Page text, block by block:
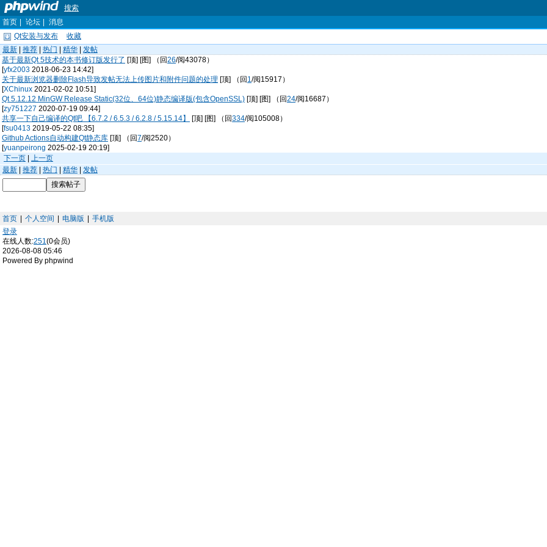
搜索
首页
论坛
消息
Qt安装与发布
收藏
最新
推荐 热门 精华
发帖
基于最新Qt 5技术的本书修订版发行了 [顶] [图] （回26/阅43078）
[yfx2003 2018-06-23 14:42]
关于最新浏览器删除Flash导致发帖无法上传图片和附件问题的处理 [顶] （回 1/阅15917）
[XChinux 2021-02-02 10:51]
Qt 5.12.12 MinGW Release Static(32位、64位)静态编译版(包含OpenSSL) [顶] [图] （回24/阅16687）
[zy751227 2020-07-19 09:44]
共享一下自己编译的Qt吧 【6.7.2 / 6.5.3 / 6.2.8 / 5.15.14】
[顶] [图] （回334/阅105008）
[fsu0413 2019-05-22 08:35]
Github Actions自动构建Qt静态库 [顶] （回7/阅2520）
[yuanpeirong 2025-02-19 20:19]
下一页
上一页
最新
推荐 热门 精华 发帖
首页 个人空间 电脑版
手机版
登录
在线人数:251(0会员)
2026-08-08 05:46
Powered By phpwind